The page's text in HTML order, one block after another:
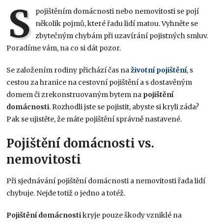
S pojištěním domácnosti nebo nemovitosti se pojí
několik pojmů, které řadu lidí matou. Vyhněte se
zbytečným chybám při uzavírání pojistných smluv.
Poradíme vám, na co si dát pozor.
Se založením rodiny přichází čas naživotní pojištění, s
cestou za hranice na cestovní pojištění a s dostavěným
domem či zrekonstruovaným bytem na pojištění
domácnosti. Rozhodli jste se pojistit, abyste si kryli záda?
Pak se ujistěte, že máte pojištění správně nastavené.
Pojištění domácnosti vs.
nemovitosti
Při sjednávání pojištění domácnosti a nemovitosti řada lidí
chybuje. Nejde totiž o jedno a totéž.
Pojištění domácnostikryje pouze škody vzniklé na